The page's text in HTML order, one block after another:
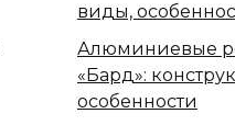
виды,
Алюминиевые
«Бард»:
особенности